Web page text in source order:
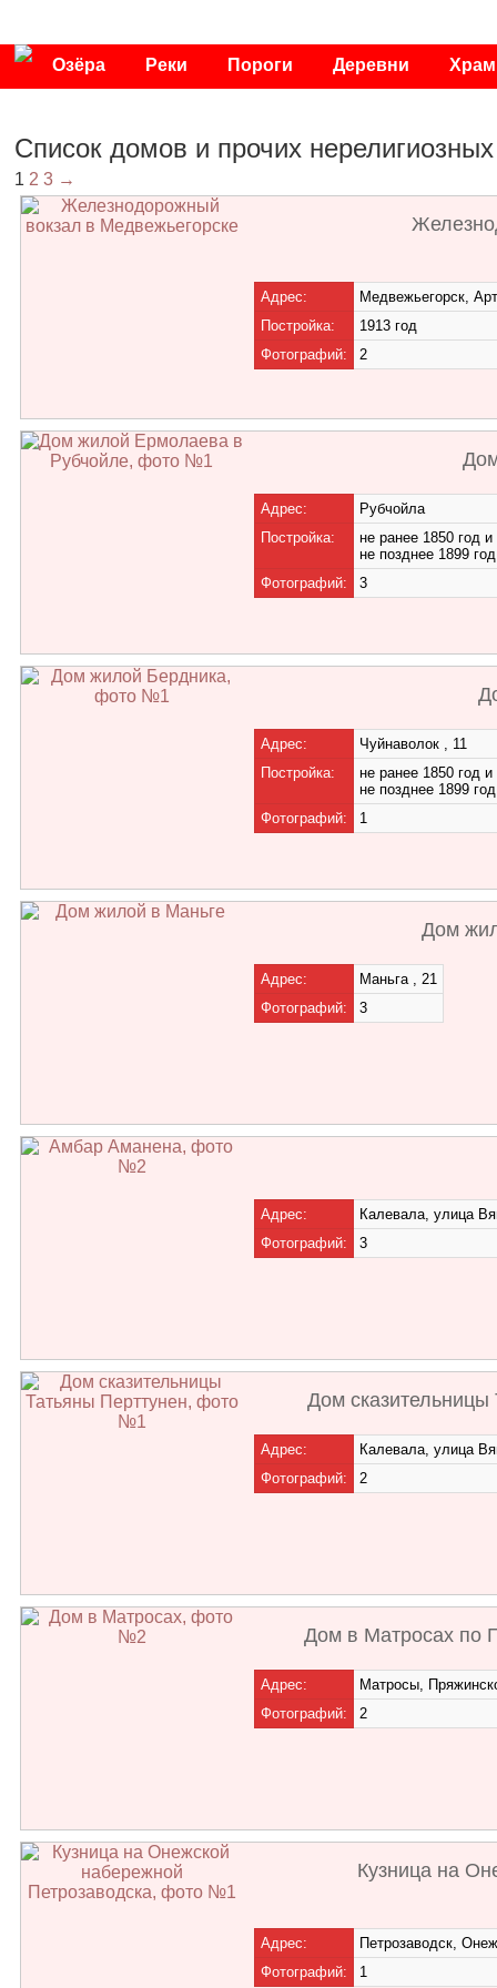
Озёра Реки Пороги Деревни
Список домов и прочих
1 2 3 →
Адрес:
Медвежьегорск,
Постройка:
1913 год
Фотографий:
2
Адрес:
Рубчойла
Постройка:
не ранее 1850 год и
не позднее 1899 год
Фотографий:
3
Адрес:
Чуйнаволок , 11
Постройка:
не ранее 1850 год и
не позднее 1899 год
Фотографий:
1
Дом
Адрес:
Маньга , 21
Фотографий:
3
Адрес:
Калевала, улица
Фотографий:
3
Дом сказительницы
Адрес:
Калевала, улица
Фотографий:
2
Дом в Матросах по
Адрес:
Матросы,
Фотографий:
2
Кузница на
Адрес:
Петрозаводск,
Фотографий:
1